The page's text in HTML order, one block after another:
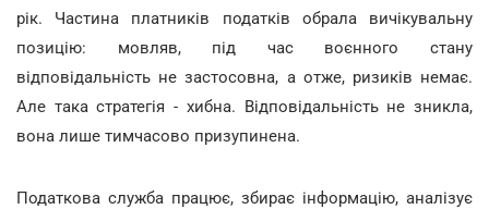
рік. Частина платників податків обрала вичікувальну
позицію: мовляв, під час воєнного стану
відповідальність не застосовна, а отже, ризиків немає.
Але така стратегія - хибна. Відповідальність не зникла,
вона лише тимчасово призупинена.
Податкова служба працює, збирає інформацію, аналізує